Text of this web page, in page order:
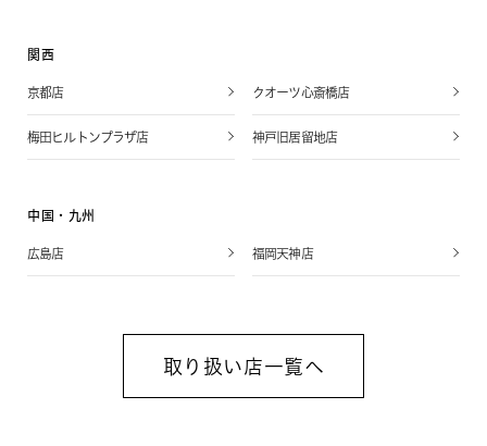
関西
京都店 クオーツ心斎橋店
梅田ヒルトンプラザ店 神戸旧居留地店
中国・九州
広島店 福岡天神店
取り扱い店一覧へ